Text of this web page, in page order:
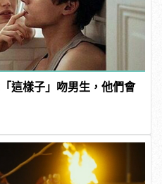
這樣子」吻男生，他們會